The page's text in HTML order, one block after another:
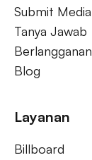
Submit Media
Tanya Jawab
Berlangganan
Blog
Layanan
Billboard